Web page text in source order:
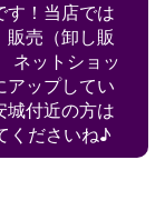
す！当店では
販売（卸し販
ネットショッ
アップしてい
城付近の方は
くださいね♪